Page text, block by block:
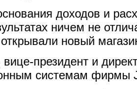
доходов и
ничем не
новый
президент и
системам фирмы